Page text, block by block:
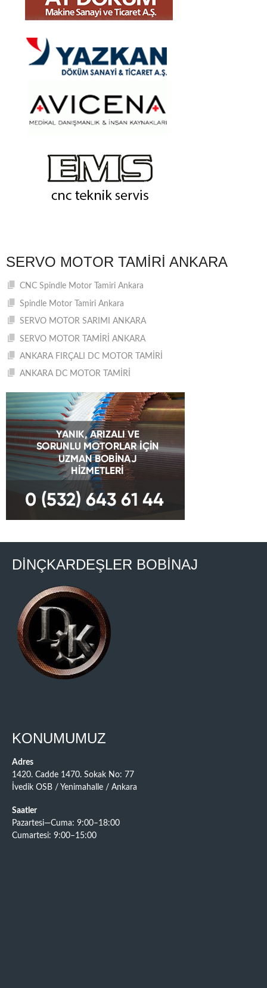
SERVO MOTOR TAMIRI ANKARA
CNC Spindle Motor Tamiri Ankara
Spindle Motor Tamiri Ankara
SERVO MOTOR SARIMI ANKARA
SERVO MOTOR TAMİRİ ANKARA
ANKARA FIRÇALI DC MOTOR TAMİRİ
ANKARA DC MOTOR TAMİRİ
DİNÇKARDEŞLER BOBİNAJ
KONUMUMUZ
Adres
1420. Cadde 1470. Sokak No: 77
İvedik OSB / Yenimahalle / Ankara
Saatler
Pazartesi—Cuma: 9:00–18:00
Cumartesi: 9:00–15:00